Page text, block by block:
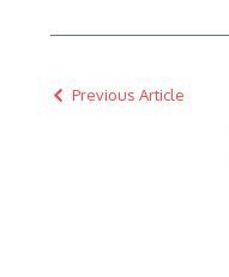
Previous Article